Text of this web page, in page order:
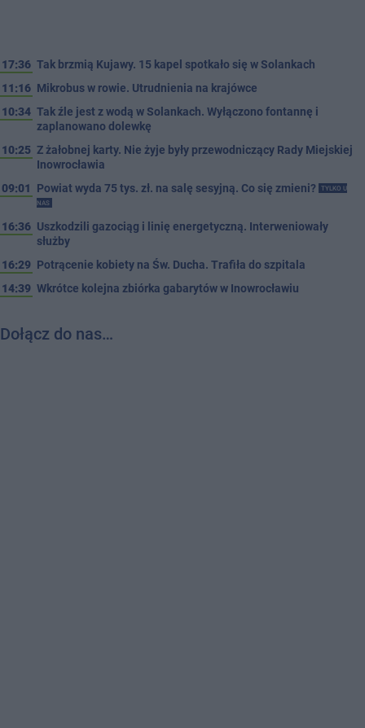
17:36 Tak brzmią Kujawy. 15 kapel spotkało się w Solankach
11:16 Mikrobus w rowie. Utrudnienia na krajówce
10:34 Tak źle jest z wodą w Solankach. Wyłączono fontannę i
zaplanowano dolewkę
10:25 Z żałobnej karty. Nie żyje były przewodniczący Rady Miejskiej
Inowrocławia
09:01
Powiat wyda 75 tys. zł. na salę sesyjną. Co się zmieni?
TYLKO U
NAS
16:36 Uszkodzili gazociąg i linię energetyczną. Interweniowały
służby
16:29 Potrącenie kobiety na Św. Ducha. Trafiła do szpitala
14:39 Wkrótce kolejna zbiórka gabarytów w Inowrocławiu
Dołącz do nas…